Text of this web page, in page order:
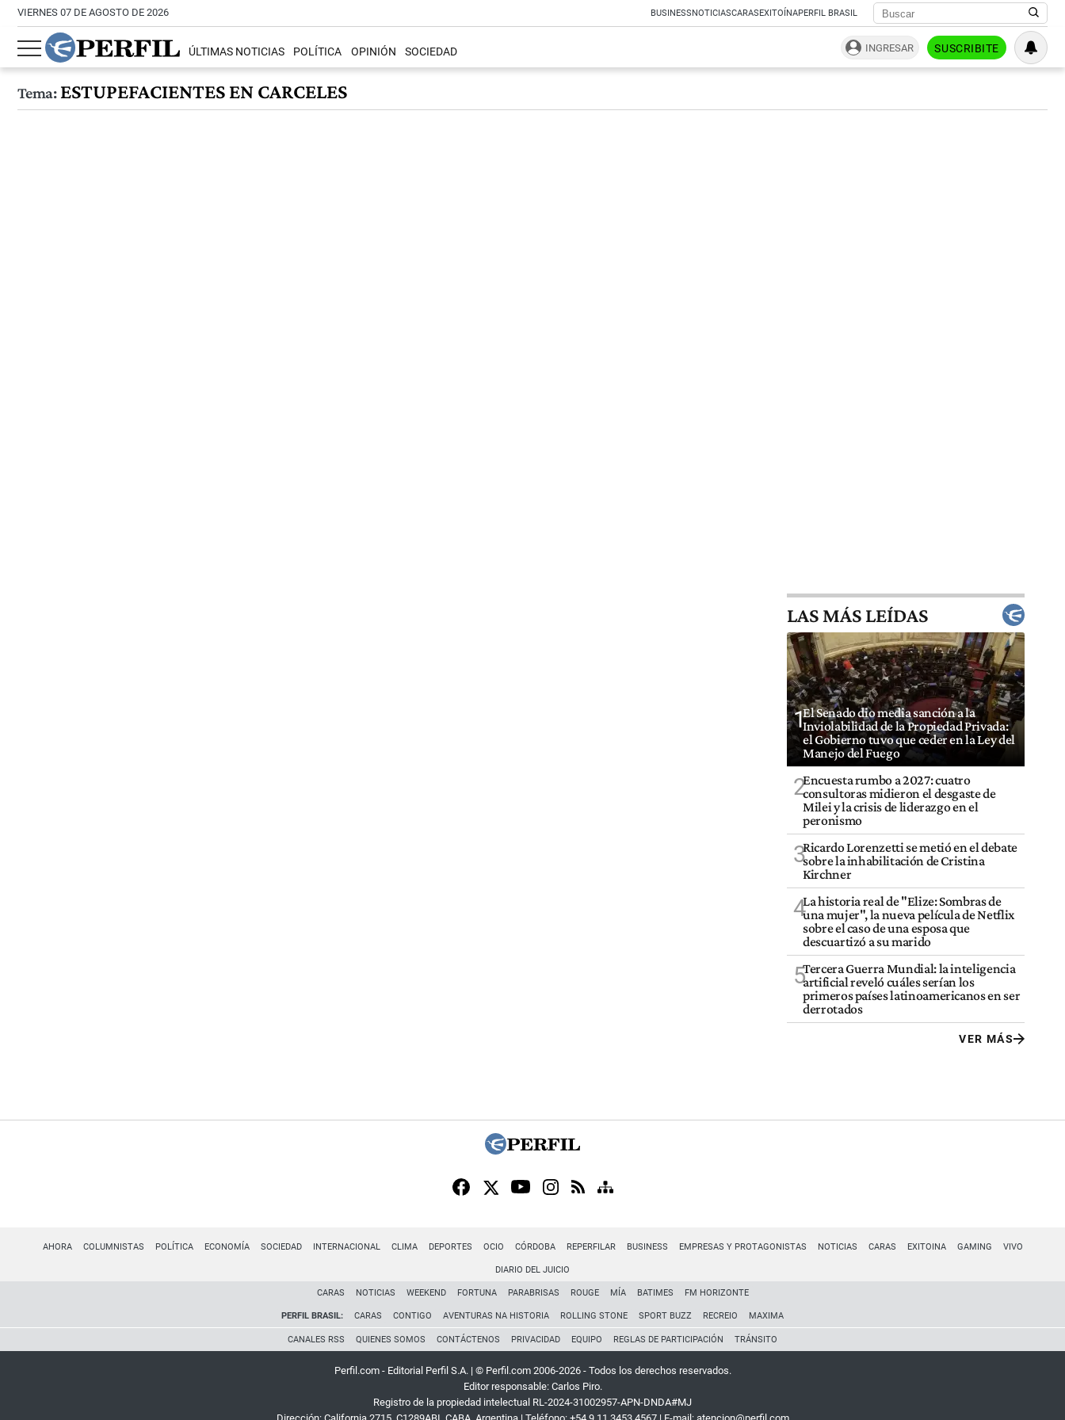
VIERNES 07 DE AGOSTO DE 2026 BUSINESSNOTICIASCARASEXITOÍNAPERFIL BRASIL
ÚLTIMAS NOTICIAS POLÍTICA OPINIÓN SOCIEDAD INGRESAR SUSCRIBITE
Tema:ESTUPEFACIENTES EN CARCELES
LAS MÁS LEÍDAS
1El Senado dio media sanción a la
Inviolabilidad de la Propiedad Privada:
el Gobierno tuvo que ceder en la Ley del
Manejo del Fuego
2Encuesta rumbo a 2027: cuatro
consultoras midieron el desgaste de
Milei y la crisis de liderazgo en el
peronismo
3Ricardo Lorenzetti se metió en el debate
sobre la inhabilitación de Cristina
Kirchner
4La historia real de "Elize: Sombras de
una mujer", la nueva película de Netflix
sobre el caso de una esposa que
descuartizó a su marido
5Tercera Guerra Mundial: la inteligencia
artificial reveló cuáles serían los
primeros países latinoamericanos en ser
derrotados
VER MÁS
AHORA COLUMNISTAS POLÍTICA ECONOMÍA SOCIEDAD INTERNACIONAL CLIMA DEPORTES OCIO CÓRDOBA REPERFILAR BUSINESS EMPRESAS Y PROTAGONISTAS NOTICIAS CARAS EXITOINA GAMING VIVO
DIARIO DEL JUICIO
CARAS NOTICIAS WEEKEND FORTUNA PARABRISAS ROUGE MÍA BATIMES FM HORIZONTE
PERFIL BRASIL: CARAS CONTIGO AVENTURAS NA HISTORIA ROLLING STONE SPORT BUZZ RECREIO MAXIMA
CANALES RSS QUIENES SOMOS CONTÁCTENOS PRIVACIDAD EQUIPO REGLAS DE PARTICIPACIÓN TRÁNSITO
Perfil.com - Editorial Perfil S.A. | © Perfil.com 2006-2026 - Todos los derechos reservados.
Editor responsable: Carlos Piro.
Registro de la propiedad intelectual RL-2024-31002957-APN-DNDA#MJ